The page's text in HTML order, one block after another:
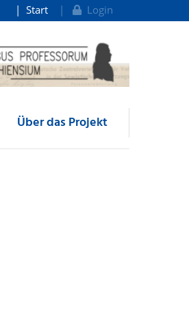
Start Login
Über das Projekt